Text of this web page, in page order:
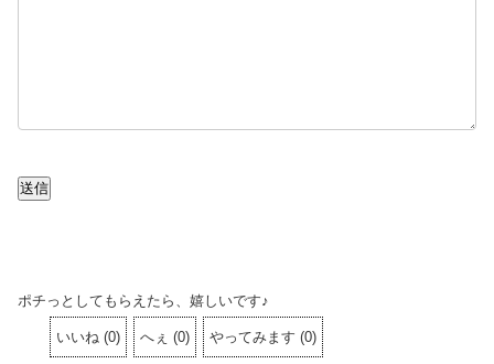
送信
ポチっとしてもらえたら、嬉しいです♪
いいね (0) へぇ (0) やってみます (0)